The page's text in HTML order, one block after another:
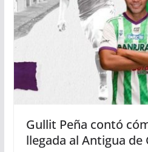
Gullit Peña contó
llegada al Antigua de